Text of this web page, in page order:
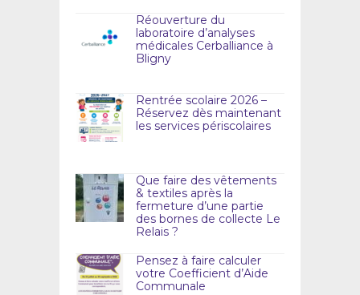
Réouverture du
laboratoire d’analyses
médicales Cerballiance à
Bligny
Rentrée scolaire 2026 –
Réservez dès maintenant
les services périscolaires
Que faire des vêtements
& textiles après la
fermeture d’une partie
des bornes de collecte Le
Relais ?
Pensez à faire calculer
votre Coefficient d’Aide
Communale